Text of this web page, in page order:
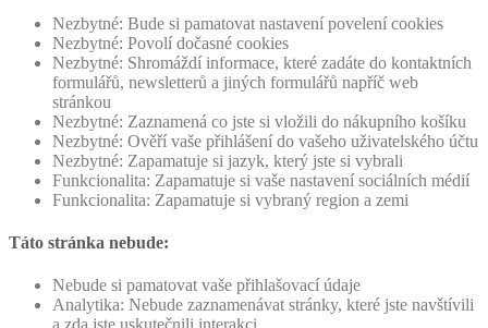
Nezbytné: Bude si pamatovat nastavení povelení cookies
Nezbytné: Povolí dočasné cookies
Nezbytné: Shromáždí informace, které zadáte do kontaktních
formulářů, newsletterů a jiných formulářů napříč web
stránkou
Nezbytné: Zaznamená co jste si vložili do nákupního košíku
Nezbytné: Ověří vaše přihlášení do vašeho uživatelského účtu
Nezbytné: Zapamatuje si jazyk, který jste si vybrali
Funkcionalita: Zapamatuje si vaše nastavení sociálních médií
Funkcionalita: Zapamatuje si vybraný region a zemi
Táto stránka nebude:
Nebude si pamatovat vaše přihlašovací údaje
Analytika: Nebude zaznamenávat stránky, které jste navštívili